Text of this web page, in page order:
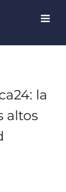
la
altos